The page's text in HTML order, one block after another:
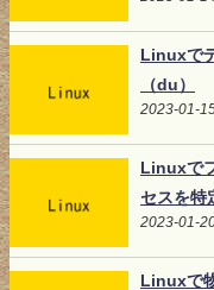
Linuxで
（du）
2023-01-
Linuxで
セスを特
2023-01-
Linuxで